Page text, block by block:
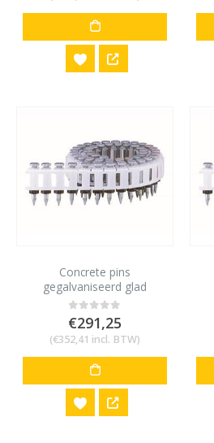
Concrete pins
gegalvaniseerd glad
25×2,5mm (2000st)
0out of 5
€291,25
(€352,41 incl. BTW)